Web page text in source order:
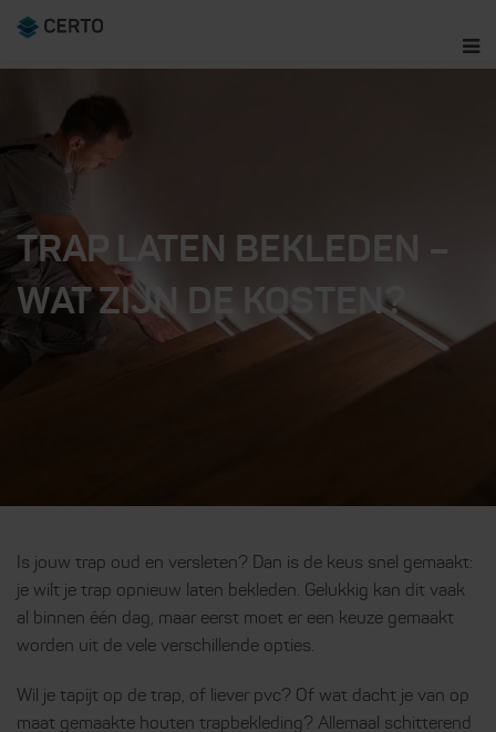
TRAP LATEN BEKLEDEN –
WAT ZIJN DE KOSTEN?
Is jouw trap oud en versleten? Dan is de keus snel gemaakt:
je wilt je trap opnieuw laten bekleden. Gelukkig kan dit vaak
al binnen één dag, maar eerst moet er een keuze gemaakt
worden uit de vele verschillende opties.
Wil je tapijt op de trap, of liever pvc? Of wat dacht je van op
maat gemaakte houten trapbekleding? Allemaal schitterend